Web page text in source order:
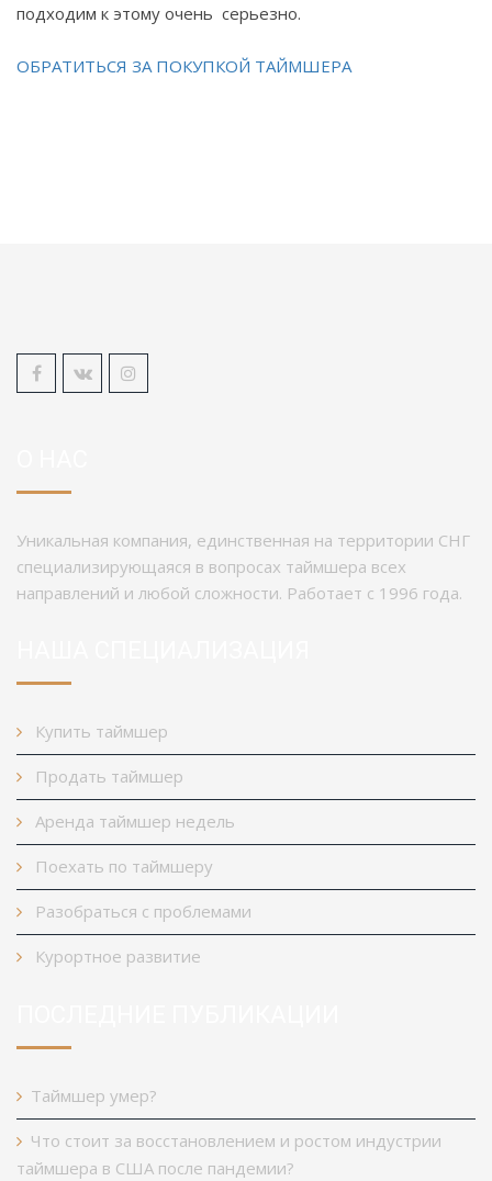
подходим к этому очень серьезно.
ОБРАТИТЬСЯ ЗА ПОКУПКОЙ ТАЙМШЕРА
Уникальная компания, единственная на территории СНГ
специализирующаяся в вопросах таймшера всех
направлений и любой сложности. Работает с 1996 года.
Купить таймшер
Продать таймшер
Аренда таймшер недель
Поехать по таймшеру
Разобраться с проблемами
Курортное развитие
Таймшер умер?
Что стоит за восстановлением и ростом индустрии
таймшера в США после пандемии?